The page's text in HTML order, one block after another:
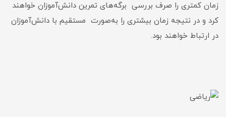
زمان کمتری را صرف بررسی برگه‌های تمرین دانش‌آموزان خواهند
کرد و در نتیجه زمان بیشتری را به‌صورت مستقیم با دانش‌آموزان
در ارتباط خواهند بود.